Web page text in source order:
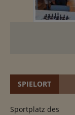
SPIELORT
Sportplatz des